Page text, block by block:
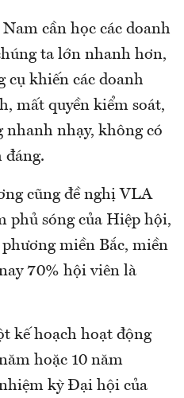
cần học các doanh
ta lớn nhanh hơn,
cụ khiến các doanh
mất quyền kiểm soát,
nhạy, không có
đáng.
cũng đề nghị VLA
phủ sóng của Hiệp hội,
miền Bắc, miền
70% hội viên là
kế hoạch hoạt động
hoặc 10 năm
kỳ Đại hội của